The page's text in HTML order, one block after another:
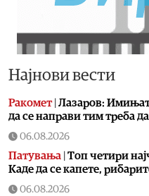
Најнови вести
Ракомет| Лазаров:
да се направи тим треба
06.08.2026
Патувања Топ четири
Каде да се капете,
06.08.2026